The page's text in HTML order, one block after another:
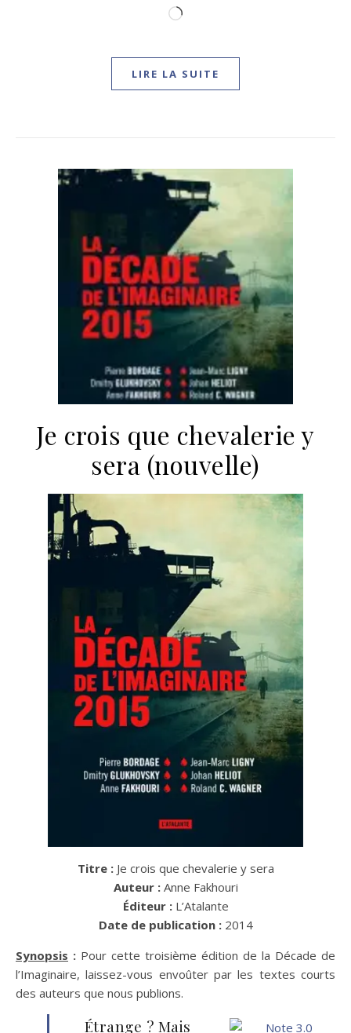
Chargement…
LIRE LA SUITE
Je crois que chevalerie y
sera (nouvelle)
Titre : Je crois que chevalerie y sera
Auteur : Anne Fakhouri
Éditeur : L’Atalante
Date de publication : 2014
Synopsis : Pour cette troisième édition de la Décade de
l’Imaginaire, laissez-vous envoûter par les textes courts
des auteurs que nous publions.
Étrange ? Mais